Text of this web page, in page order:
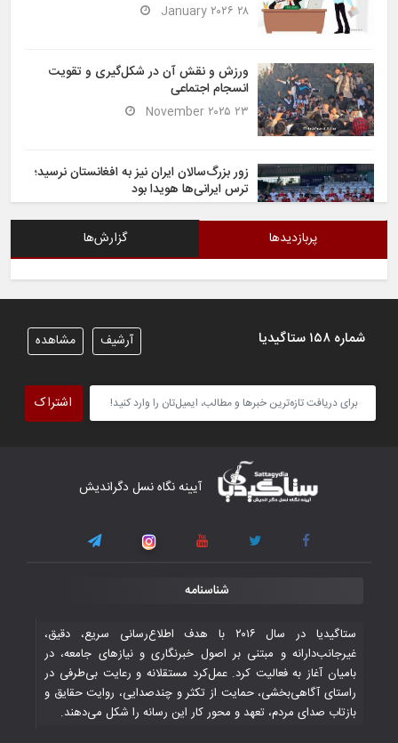
۲۸ January ۲۰۲۶
ورزش و نقش آن در شکل‌گیری و تقویت
انسجام اجتماعی
۲۳ November ۲۰۲۵
زور بزرگ‌سالان ایران نیز به افغانستان نرسید؛
ترس ایرانی‌ها هویدا بود
پیروزی قاطع در برابر تاجیکستان محکم
برداشت
کار دشوار تیم ملی فوتسال افغانستان در
گروه مرگ بازی‌های همبستگی کشورهای
اسلامی
تاریخی ایران
جوانان فوتسالیست کشور با گلباران تایلند به
فینال رفتند
۲۸ October ۲۰۲۵
پربازدیدها گزارش‌ها
شماره ۱۵۸ ستاگیدیا مشاهده آرشیف
اشتراک
آیینه نگاه نسل دگراندیش
شناسنامه
ستاگیدیا در سال ۲۰۱۶ با هدف اطلاع‌رسانی سریع، دقیق،
غیرجانب‌دارانه و مبتنی بر اصول خبرنگاری و نیازهای جامعه، در
بامیان آغاز به فعالیت کرد. عمل‌کرد مستقلانه و رعایت بی‌طرفی در
راستای آگاهی‌بخشی، حمایت از تکثر و چندصدایی، روایت حقایق و
بازتاب صدای مردم، تعهد و محور کار این رسانه را شکل می‌دهند.